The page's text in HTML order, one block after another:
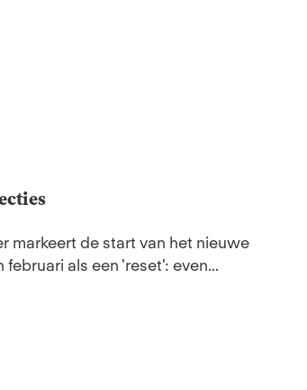
markeert de start van het nieuwe
als een 'reset': even...